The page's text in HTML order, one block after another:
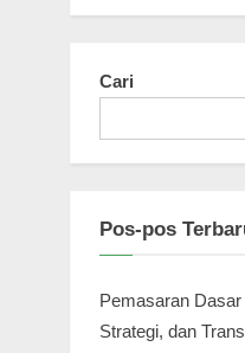
Cari
Pos-pos
Pemasaran
Strategi, dan